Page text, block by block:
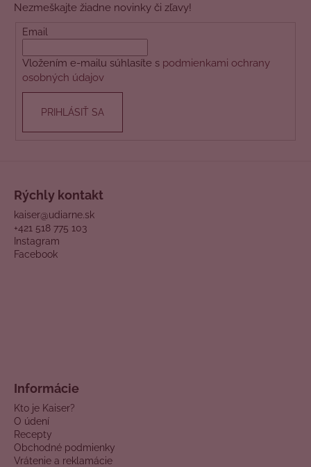
Nezmeškajte žiadne novinky či zľavy!
Email
Vložením e-mailu súhlasíte s podmienkami ochrany
osobných údajov
PRIHLÁSIŤ SA
Rýchly kontakt
kaiser@udiarne.sk
+421 518 775 103
Instagram
Facebook
Informácie
Kto je Kaiser?
O údení
Recepty
Obchodné podmienky
Vrátenie a reklamácie